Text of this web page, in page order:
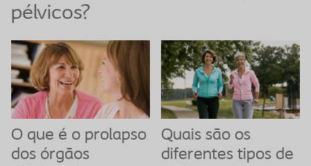
pélvicos?
O que é o prolapso
dos órgãos
Quais são os
diferentes tipos de